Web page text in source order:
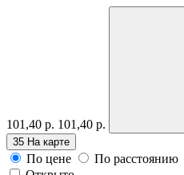
101,40 р. 101,40 р.
35 На карте
По цене
По расстоянию